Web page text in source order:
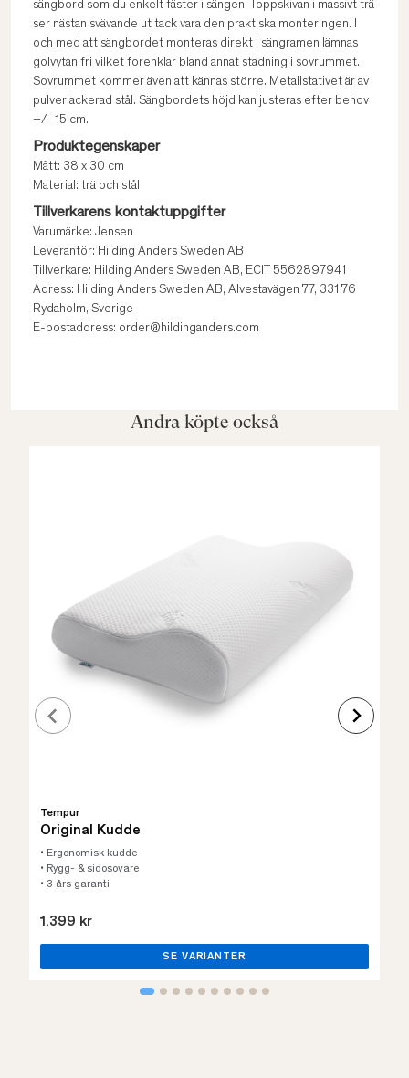
sängbord som du enkelt fäster i sängen. Toppskivan i massivt trä
ser nästan svävande ut tack vara den praktiska monteringen. I
och med att sängbordet monteras direkt i sängramen lämnas
golvytan fri vilket förenklar bland annat städning i sovrummet.
Sovrummet kommer även att kännas större. Metallstativet är av
pulverlackerad stål. Sängbordets höjd kan justeras efter behov
+/- 15 cm.
Produktegenskaper
Mått: 38 x 30 cm
Material: trä och stål
Tillverkarens kontaktuppgifter
Varumärke: Jensen
Leverantör: Hilding Anders Sweden AB
Tillverkare: Hilding Anders Sweden AB, ECIT 5562897941
Adress: Hilding Anders Sweden AB, Alvestavägen 77, 331 76
Rydaholm, Sverige
E-postaddress: order@hildinganders.com
Andra köpte också
Tempur
Original Kudde
• Ergonomisk kudde
• Rygg- & sidosovare
• 3 års garanti
1.399 kr
SE VARIANTER